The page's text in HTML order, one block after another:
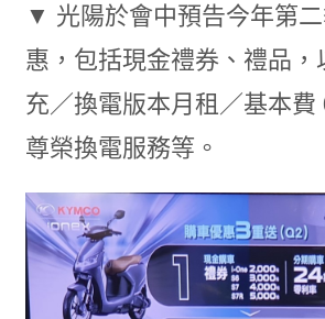
▼ 光陽於會中預告今年第
惠，包括現金禮券、禮品，
充／換電版本月租／基本費
尊榮換電服務等。